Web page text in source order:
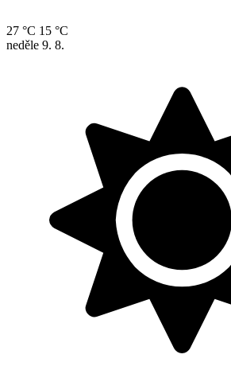
27 °C 15 °C
neděle 9. 8.